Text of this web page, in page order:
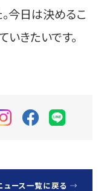
今日は決めるこ
いきたいです。
ュース一覧に戻る